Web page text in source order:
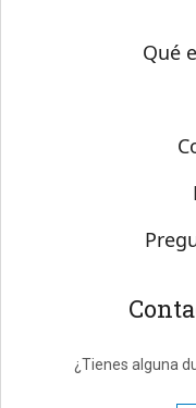
Sobre SMC
Qué
¿Tienes alguna